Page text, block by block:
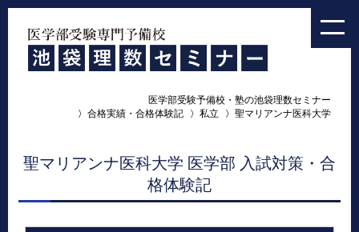
医学部受験予備校・塾の池袋理数セミナー
合格実績・合格体験記
私立 聖マリアンナ医科大学
聖マリアンナ医科大学 医学部 入試対策・合
格体験記